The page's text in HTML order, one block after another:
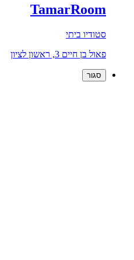
TamarRoom
סטודיו ביתי
פאול בן חיים 3, ראשון לציון
סגור